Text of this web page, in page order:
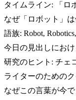
タイムライン: 「ロ
なぜ「ロボット」
語族: Robot,
今日の見出しにお
研究のヒント: チェ
ライターのための
なぜこの言葉が今